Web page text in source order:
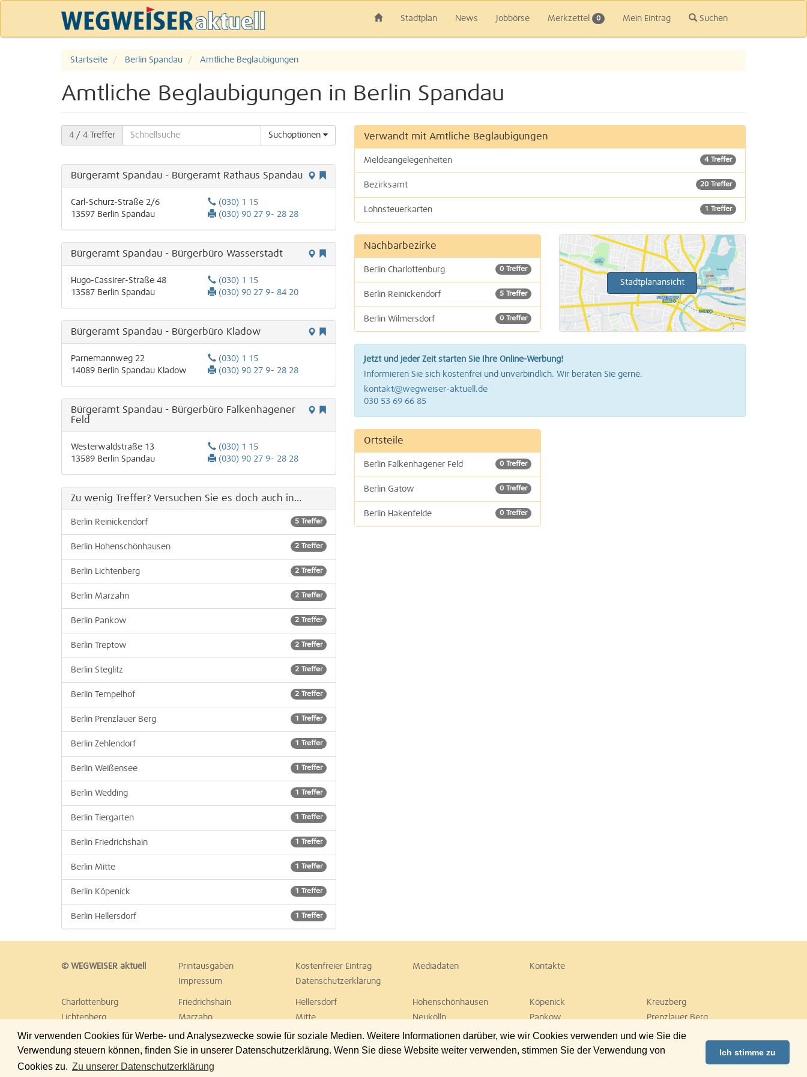
Wir verwenden Cookies für Werbe- und Analysezwecke sowie für soziale Medien. Weitere Informationen darüber, wie wir Cookies verwenden und wie Sie die
Verwendung steuern können, finden Sie in unserer Datenschutzerklärung. Wenn Sie diese Website weiter verwenden, stimmen Sie der Verwendung von
Cookies zu. Zu unserer Datenschutzerklärung
Ich stimme zu
Stadtplan News Jobbörse Merkzettel 0 Mein Eintrag Suchen
Startseite Berlin Spandau Amtliche Beglaubigungen
Amtliche Beglaubigungen in Berlin Spandau
4 / 4 Treffer Suchoptionen
Bürgeramt Spandau - Bürgeramt Rathaus Spandau
Carl-Schurz-Straße 2/6
13597 Berlin Spandau
(030) 1 15
(030) 90 27 9- 28 28
Bürgeramt Spandau - Bürgerbüro Wasserstadt
Hugo-Cassirer-Straße 48
13587 Berlin Spandau
(030) 1 15
(030) 90 27 9- 84 20
Bürgeramt Spandau - Bürgerbüro Kladow
Parnemannweg 22
14089 Berlin Spandau Kladow
(030) 1 15
(030) 90 27 9- 28 28
Bürgeramt Spandau - Bürgerbüro Falkenhagener
Feld
Westerwaldstraße 13
13589 Berlin Spandau
(030) 1 15
(030) 90 27 9- 28 28
Zu wenig Treffer? Versuchen Sie es doch auch in...
5 Treffer
Berlin Reinickendorf
2 Treffer
Berlin Hohenschönhausen
2 Treffer
Berlin Lichtenberg
2 Treffer
Berlin Marzahn
2 Treffer
Berlin Pankow
2 Treffer
Berlin Treptow
2 Treffer
Berlin Steglitz
2 Treffer
Berlin Tempelhof
1 Treffer
Berlin Prenzlauer Berg
1 Treffer
Berlin Zehlendorf
1 Treffer
Berlin Weißensee
1 Treffer
Berlin Wedding
1 Treffer
Berlin Tiergarten
1 Treffer
Berlin Friedrichshain
1 Treffer
Berlin Mitte
1 Treffer
Berlin Köpenick
1 Treffer
Berlin Hellersdorf
Verwandt mit Amtliche Beglaubigungen
4 Treffer
Meldeangelegenheiten
20 Treffer
Bezirksamt
1 Treffer
Lohnsteuerkarten
61 Treffer
Rechtsanwälte | Notare | Fachanwälte
Nachbarbezirke
0 Treffer
Berlin Charlottenburg
5 Treffer
Berlin Reinickendorf
0 Treffer
Berlin Wilmersdorf
1 Treffer
Berlin Zehlendorf
Stadtplanansicht
Jetzt und jeder Zeit starten Sie Ihre Online-Werbung!
Informieren Sie sich kostenfrei und unverbindlich. Wir beraten Sie gerne.
kontakt@wegweiser-aktuell.de
030 53 69 66 85
Ortsteile
0 Treffer
Berlin Falkenhagener Feld
0 Treffer
Berlin Gatow
0 Treffer
Berlin Hakenfelde
© WEGWEISER aktuell Printausgaben Kostenfreier Eintrag Mediadaten
Kontakte
Impressum
Datenschutzerklärung
Charlottenburg Friedrichshain Hellersdorf Hohenschönhausen Köpenick
Kreuzberg
Lichtenberg
Marzahn Mitte Neukölln Pankow
Prenzlauer Berg
Reinickendorf
Schöneberg Spandau Steglitz Tempelhof
Tiergarten
Treptow
Umland Ost Wedding Weißensee Wilmersdorf Zehlendorf